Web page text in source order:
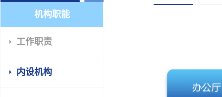
机构职能
工作职责
内设机构